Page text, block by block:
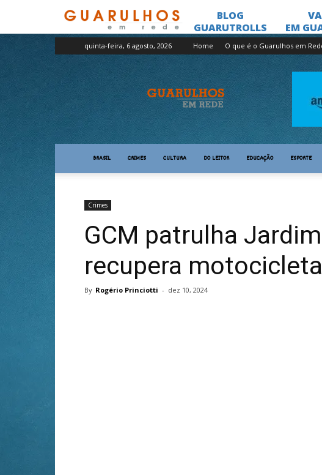
quinta-feira, 6 agosto, 2026 Home O que é o Guarulhos em
Guarulhos
em
Rede
BRASIL CRIMES CULTURA DO LEITOR EDUCAÇÃO ESPORTE
Crimes
GCM patrulha
recupera
By Rogério Princiotti - dez 10, 2024